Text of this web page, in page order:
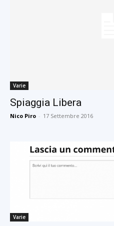
Varie
Spiaggia Libera
Nico Piro - 17 Settembre 2016
Varie